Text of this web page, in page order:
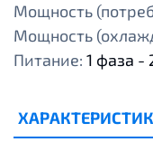
Мощность
Мощность
Питание: 1 фаза -